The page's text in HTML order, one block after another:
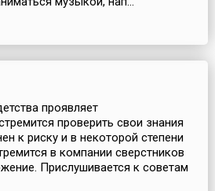
проявляет
проверить свои знания
к риску и в некоторой степени
в компании сверстников
Прислушивается к советам